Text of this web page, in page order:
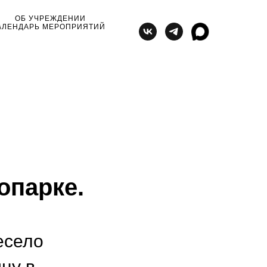
ОБ УЧРЕЖДЕНИИ
МЕРОПРИЯТИЙ